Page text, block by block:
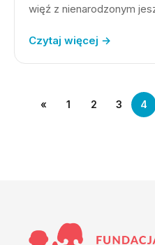
więź z nienarodzonym
Czytaj więcej →
« 1 2 3 4